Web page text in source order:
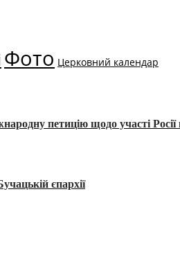
Фото Церковний календар
петицію щодо участі
єпархії